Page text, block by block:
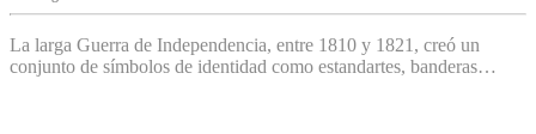
La larga Guerra de Independencia, entre 1810 y 1821, creó un
conjunto de símbolos de identidad como estandartes, banderas…